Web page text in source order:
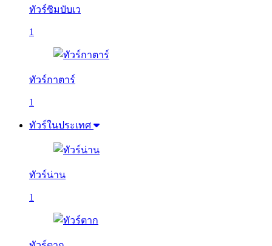
ทัวร์ซิมบับเว
1
ทัวร์กาตาร์
1
ทัวร์ในประเทศ
ทัวร์น่าน
1